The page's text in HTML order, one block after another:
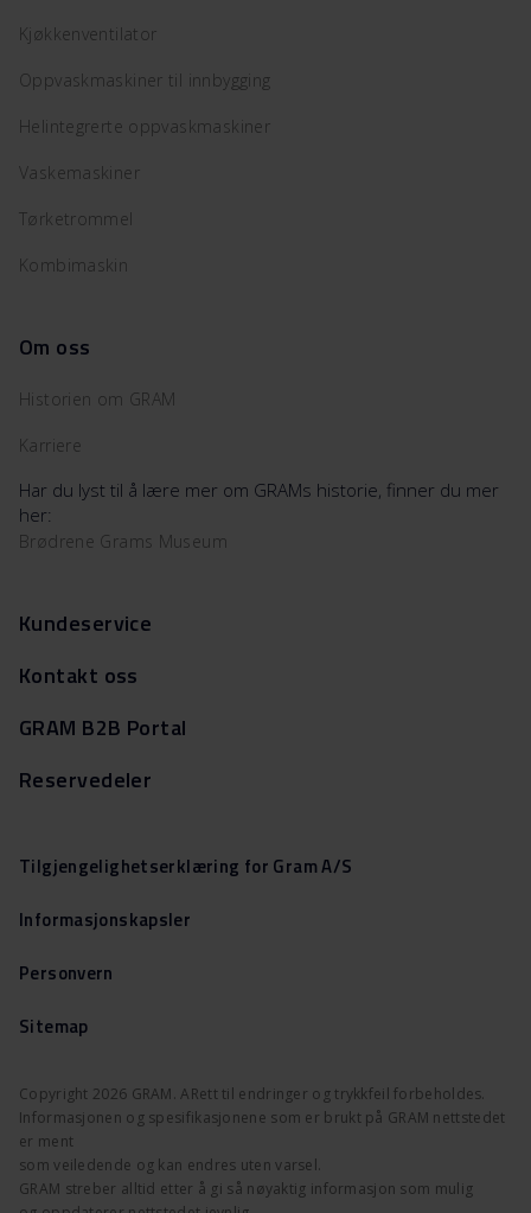
Kjøkkenventilator
Oppvaskmaskiner til innbygging
Helintegrerte oppvaskmaskiner
Vaskemaskiner
Tørketrommel
Kombimaskin
Om oss
Historien om GRAM
Karriere
Har du lyst til å lære mer om GRAMs historie, finner du mer
her:
Brødrene Grams Museum
Kundeservice
Kontakt oss
GRAM B2B Portal
Reservedeler
Copyright 2026 GRAM. ARett til endringer og trykkfeil forbeholdes.
Informasjonen og spesifikasjonene som er brukt på GRAM nettstedet
er ment
som veiledende og kan endres uten varsel.
GRAM streber alltid etter å gi så nøyaktig informasjon som mulig
Tilgjengelighetserklæring for Gram A/S
Informasjonskapsler
Personvern
Sitemap